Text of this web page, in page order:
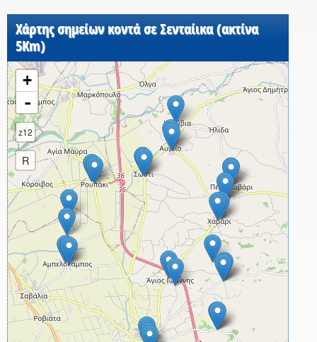
Χάρτης σημείων κοντά σε Σενταίικα (ακτίνα
5Km)
+
-
z12
R